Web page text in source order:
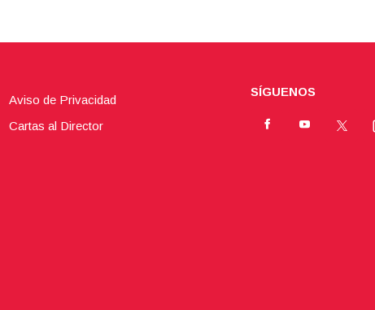
Aviso de Privacidad
Cartas al Director
SÍGUENOS